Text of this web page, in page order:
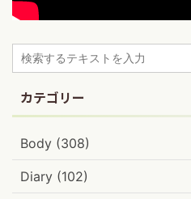
カテゴリー
Body (308)
Diary (102)